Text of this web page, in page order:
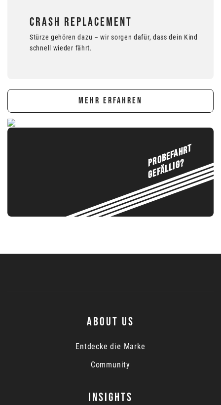
CRASH REPLACEMENT
Stürze gehören dazu – wir sorgen dafür, dass dein Kind
schnell wieder fährt.
MEHR ERFAHREN
PROBEFAHRT
GEFÄLLIG?
ABOUT US
Entdecke die Marke
Community
INSIGHTS